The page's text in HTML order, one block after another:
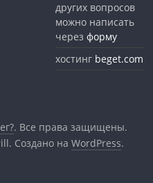
других вопросов
можно написать
через форму
хостинг beget.com
. Все права защищены.
Создано наWordPress.